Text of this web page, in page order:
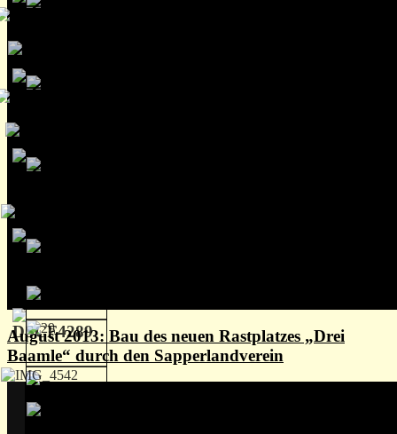
August 2013: Bau des neuen Rastplatzes „Drei
Baamle“ durch den Sapperlandverein